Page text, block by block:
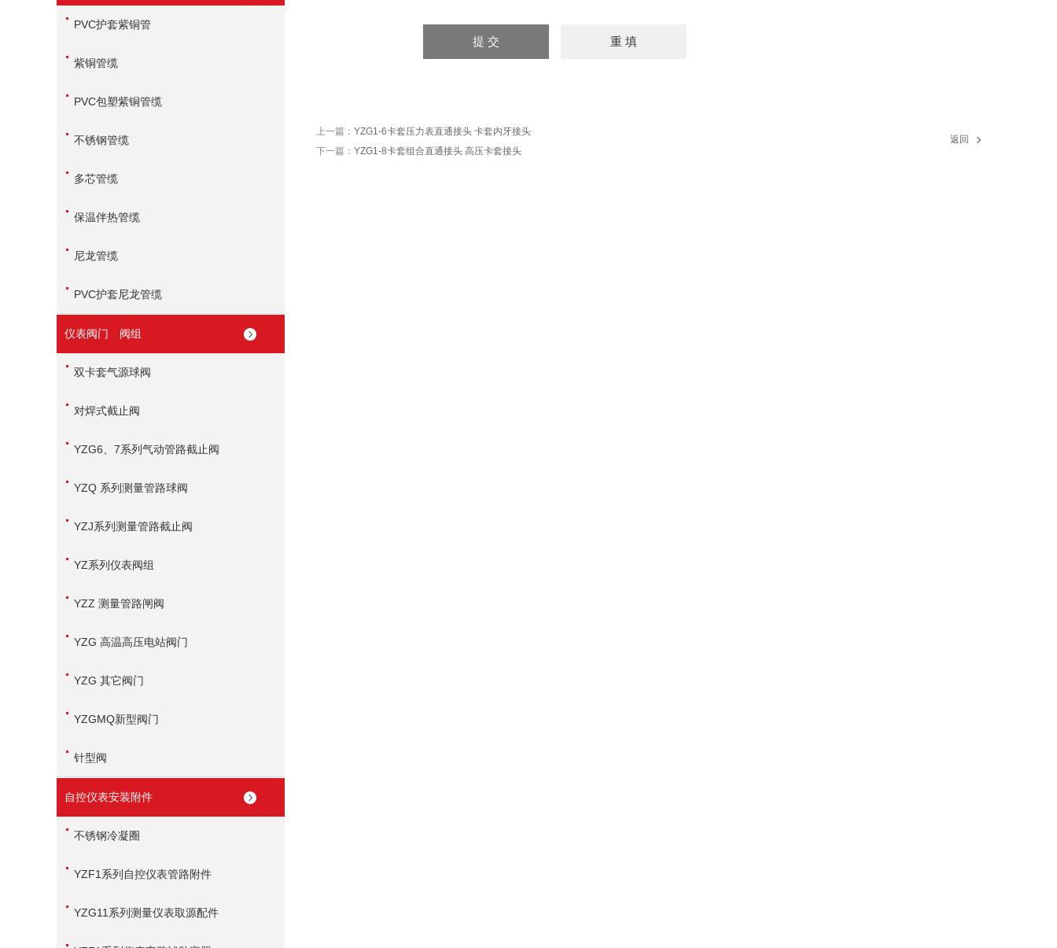
PVC护套紫铜管
紫铜管缆
PVC包塑紫铜管缆
不锈钢管缆
多芯管缆
保温伴热管缆
尼龙管缆
PVC护套尼龙管缆
仪表阀门 阀组
双卡套气源球阀
对焊式截止阀
YZG6、7系列气动管路截止阀
YZQ 系列测量管路球阀
YZJ系列测量管路截止阀
YZ系列仪表阀组
YZZ 测量管路闸阀
YZG 高温高压电站阀门
YZG 其它阀门
YZGMQ新型阀门
针型阀
自控仪表安装附件
不锈钢冷凝圈
YZF1系列自控仪表管路附件
YZG11系列测量仪表取源配件
上一篇： YZG1-6卡套压力表直通接头 卡套内牙接头
下一篇： YZG1-8卡套组合直通接头 高压卡套接头
返回